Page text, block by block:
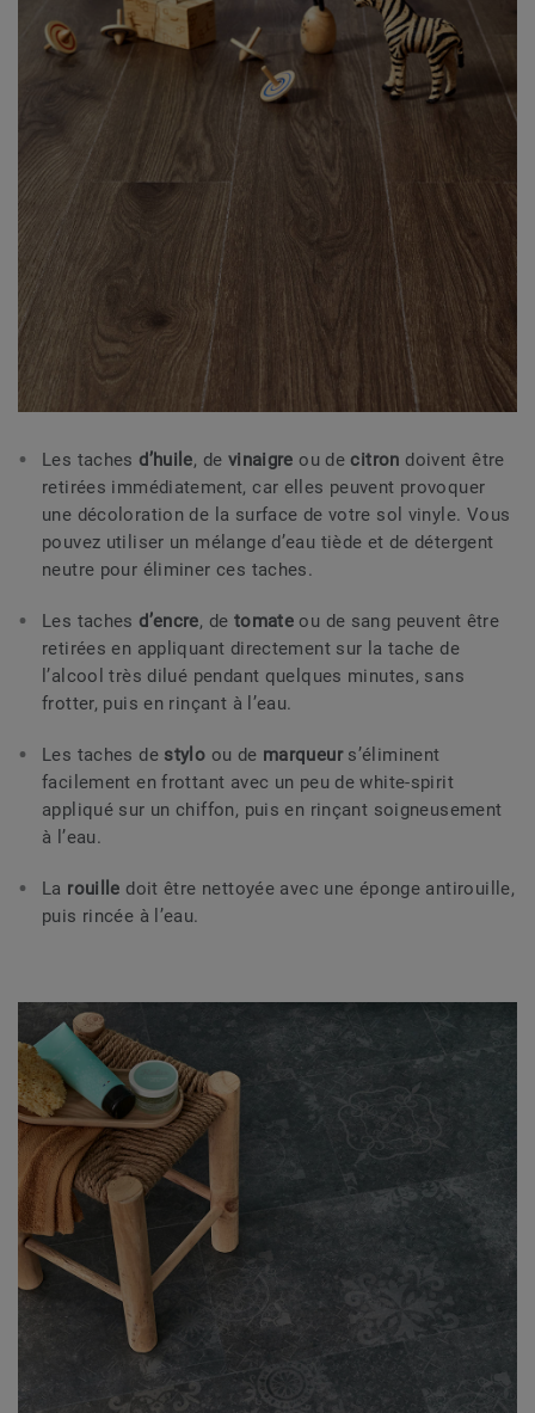
Les taches d’huile, de vinaigreou decitron doivent être
retirées immédiatement, car elles peuvent provoquer
une décoloration de la surface de votre sol vinyle. Vous
pouvez utiliser un mélange d’eau tiède et de détergent
neutre pour éliminer ces taches.
Les taches d’encre, de tomateou de sang peuvent être
retirées en appliquant directement sur la tache de
l’alcool très dilué pendant quelques minutes, sans
frotter, puis en rinçant à l’eau.
Les taches de stylo ou de marqueur s’éliminent
facilement en frottant avec un peu de white-spirit
appliqué sur un chiffon, puis en rinçant soigneusement
à l’eau.
La rouille doit être nettoyée avec une éponge antirouille,
puis rincée à l’eau.